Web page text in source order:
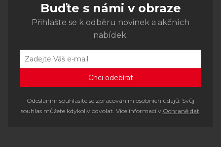
Buďte s námi v obraze
Přihlašte se k odběru novinek a akčních
nabídek.
Odesláním souhlasíte se zpracováním osobních údajů. Svůj
souhlas můžete kdykoliv odvolat. Více informací v Ochraně dat